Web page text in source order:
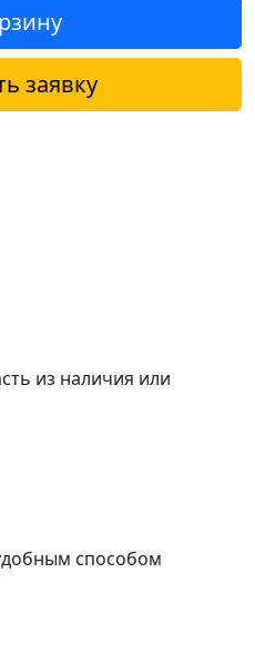
заявку
из наличия или
способом